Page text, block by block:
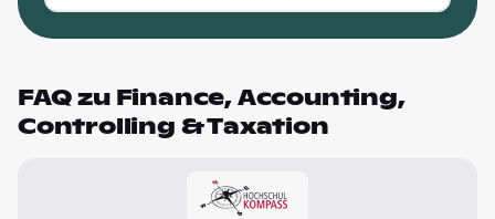
FAQ zu Finance, Accounting,
Controlling & Taxation